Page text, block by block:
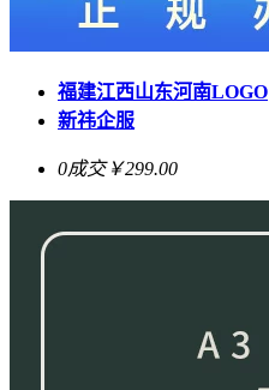
福建江西山东河南LOGO
新祎企服
0成交￥299.00